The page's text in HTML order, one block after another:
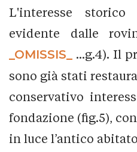
L'interesse
evidente dalle
_OMISSIS_
...g.4). Il
sono già stati
conservativo
fondazione (fig.5),
in luce l’antico